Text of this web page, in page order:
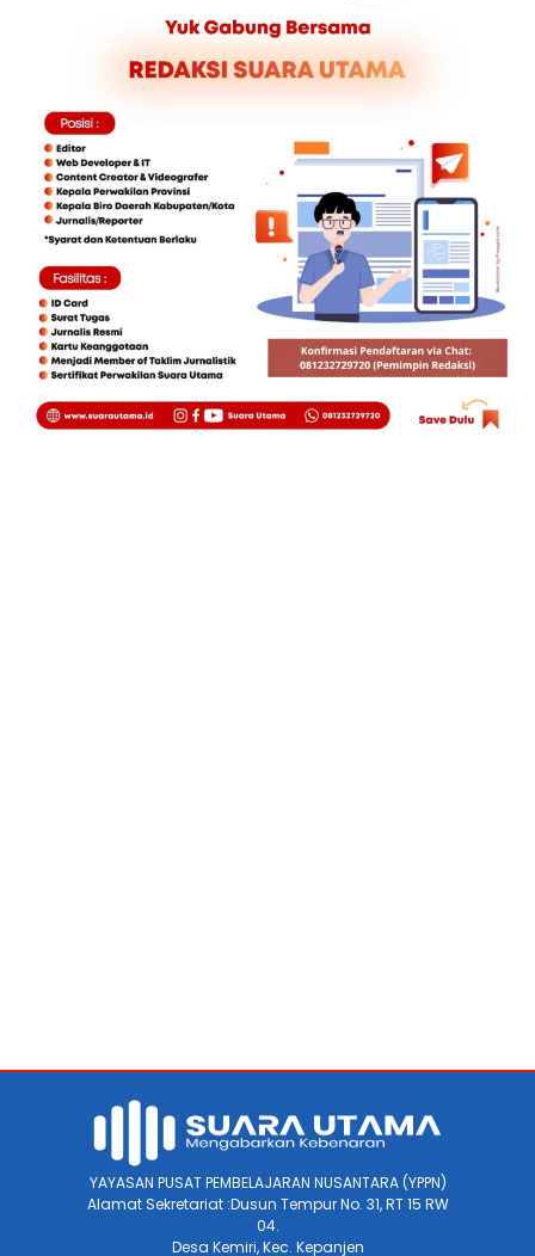
YAYASAN PUSAT PEMBELAJARAN NUSANTARA (YPPN)
Alamat Sekretariat :Dusun Tempur No. 31, RT 15 RW
04.
Desa Kemiri, Kec. Kepanjen